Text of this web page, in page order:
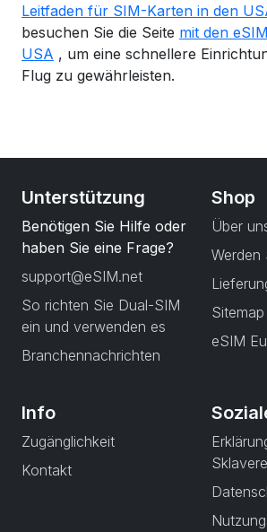
Leitfaden für SIM-Karten in den
besuchen Sie die Seite mit den
USA , um eine schnellere
Flug zu gewährleisten.
Unterstützung
Benötigen Sie Hilfe oder
haben Sie eine Frage?
support@eSIM.net
So richten Sie Dual-SIM
ein und verwenden es
Branchennachrichten
Shop
Über
Werden
Sitemap
eSIM
Info
Zugänglichkeit
Kontakt